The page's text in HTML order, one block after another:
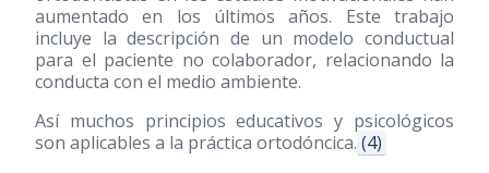
aumentado en los últimos años. Este trabajo
incluye la descripción de un modelo conductual
para el paciente no colaborador, relacionando la
conducta con el medio ambiente.
Así muchos principios educativos y psicológicos
son aplicables a la práctica ortodóncica. (4)